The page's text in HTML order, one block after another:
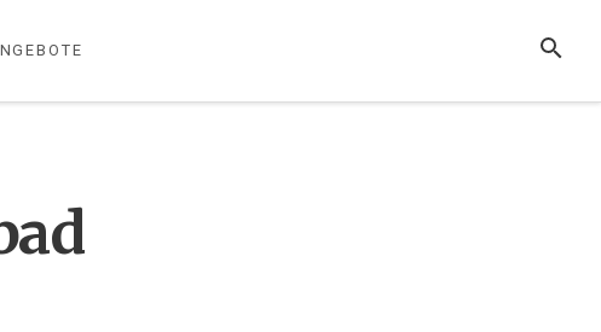
SUCHE